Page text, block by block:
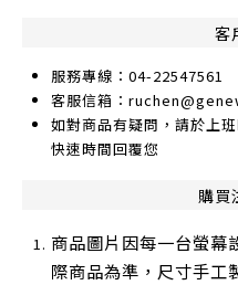
客
服務專線：04-22547561
客服信箱：
如對商品有疑問，請於上
快速時間回覆您
購買
商品圖片因每一台螢幕
際商品為準，尺寸手